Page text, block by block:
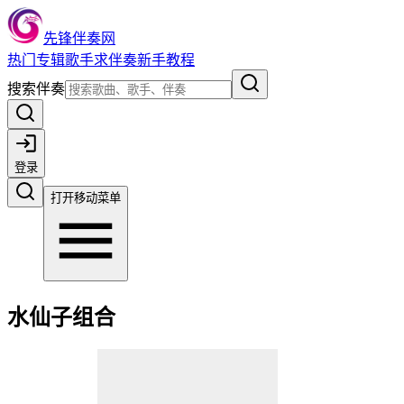
先锋伴奏网
热门 专辑歌手求伴奏新手教程
搜索伴奏
登录
打开移动菜单
水仙子组合